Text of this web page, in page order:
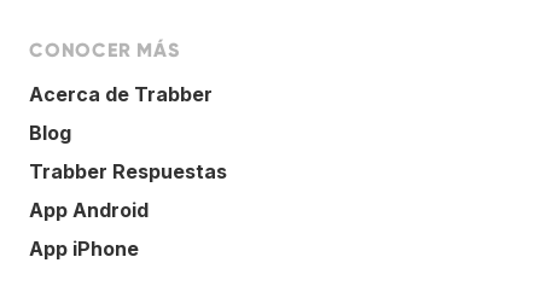
CONOCER MÁS
Acerca de Trabber
Blog
Trabber Respuestas
App Android
App iPhone